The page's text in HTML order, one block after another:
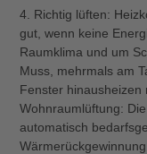
4. Richtig lüften:
gut, wenn keine
Raumklima und um
Muss, mehrmals am
Fenster hinausheizen
Wohnraumlüftung:
automatisch